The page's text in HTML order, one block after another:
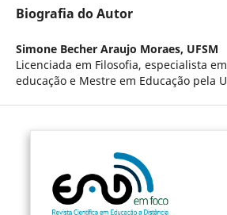
Biografia do Autor
Simone Becher Araujo Moraes, UFSM
Licenciada em Filosofia, especialista
educação e Mestre em Educação pela